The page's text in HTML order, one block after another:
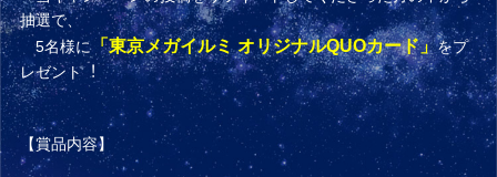
抽選で、
5名様に「東京メガイルミ オリジナルQUOカード」をプ
レゼント︕
【賞品内容】